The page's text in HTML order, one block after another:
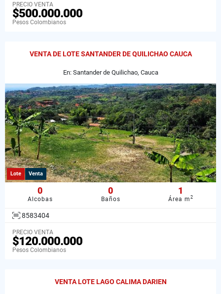
PRECIO VENTA
$500.000.000
Pesos Colombianos
VENTA DE LOTE SANTANDER DE QUILICHAO CAUCA
En: Santander de Quilichao, Cauca
Lote Venta
0
Alcobas
0
Baños
1
Área m2
8583404
PRECIO VENTA
$120.000.000
Pesos Colombianos
VENTA LOTE LAGO CALIMA DARIEN